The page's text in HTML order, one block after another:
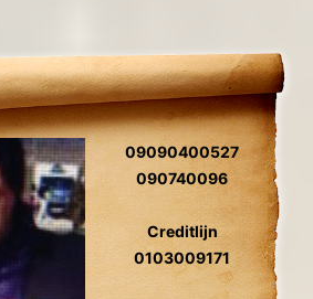
09090400527
090740096
Creditlijn
0103009171